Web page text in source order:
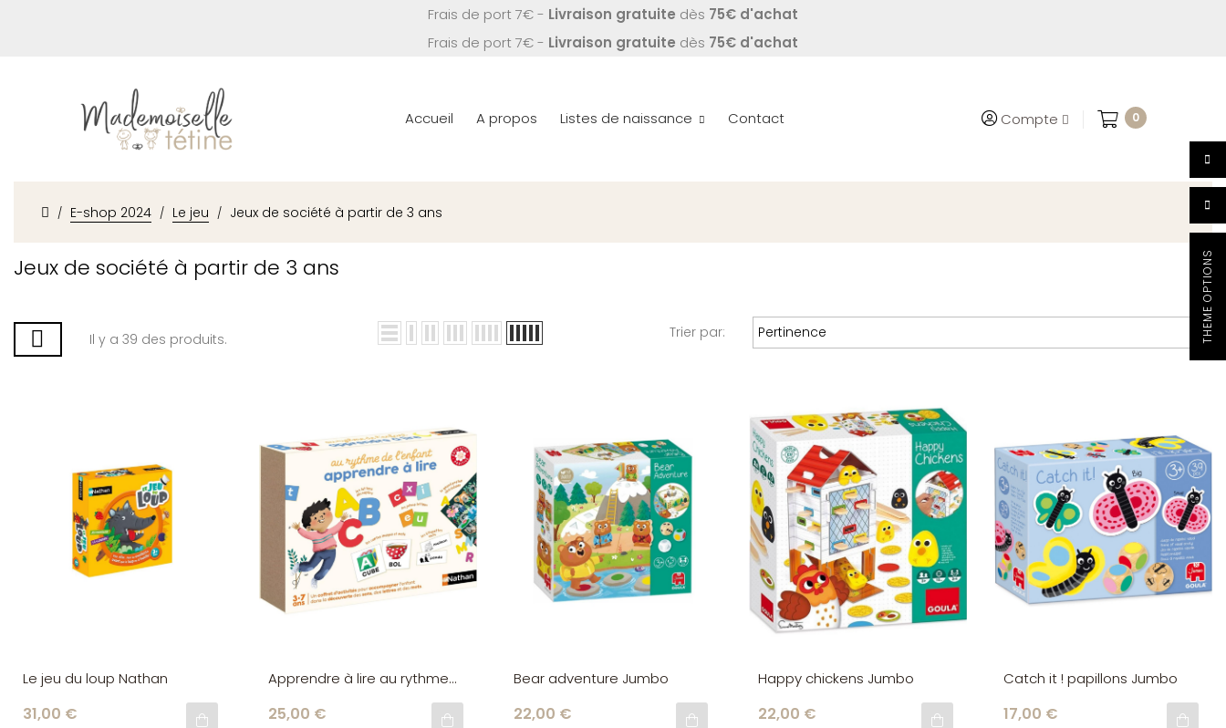
Frais de port 7€ - Livraison gratuite dès 75€ d'achat
Frais de port 7€ - Livraison gratuite dès 75€ d'achat
Accueil A propos Listes de naissance Contact Compte 0
E-shop 2024 Le jeu Jeux de société à partir de 3 ans
Jeux de société à partir de 3 ans
Il y a 39 des produits. Trier par: Pertinence 
Le jeu du loup Nathan
31,00 €
Apprendre à lire au rythme
25,00 €
Bear adventure Jumbo
22,00 €
Happy chickens Jumbo
22,00 €
Catch it ! papillons Jumbo
17,00 €
THEME OPTIONS